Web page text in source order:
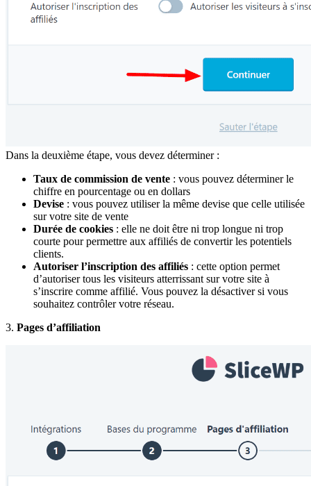
Dans la deuxième étape, vous devez déterminer :
Taux de commission de vente : vous pouvez déterminer le
chiffre en pourcentage ou en dollars
Devise : vous pouvez utiliser la même devise que celle utilisée
sur votre site de vente
Durée de cookies : elle ne doit être ni trop longue ni trop
courte pour permettre aux affiliés de convertir les potentiels
clients.
Autoriser l’inscription des affiliés : cette option permet
d’autoriser tous les visiteurs atterrissant sur votre site à
s’inscrire comme affilié. Vous pouvez la désactiver si vous
souhaitez contrôler votre réseau.
3. Pages d’affiliation